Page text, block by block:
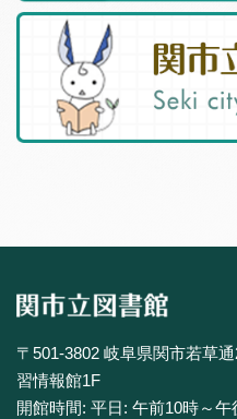
〒501-3802 岐阜県関市若草
習情報館1F
開館時間: 平日: 午前10時～